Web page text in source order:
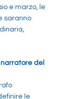
e marzo, le
saranno
del
le